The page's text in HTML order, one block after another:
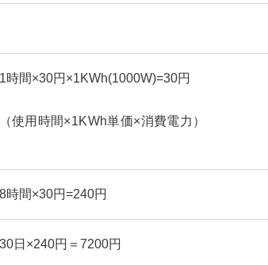
1時間×30円×1KWh(1000W)=30円
（使用時間×1KWh単価×消費電力）
8時間×30円=240円
30日×240円＝7200円